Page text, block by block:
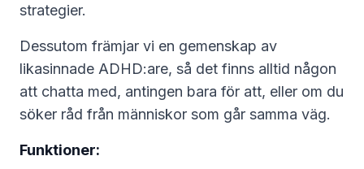
strategier.
Dessutom främjar vi en gemenskap av
likasinnade ADHD:are, så det finns alltid någon
att chatta med, antingen bara för att, eller om du
söker råd från människor som går samma väg.
Funktioner: